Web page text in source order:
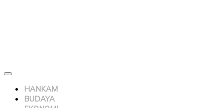
HANKAM
BUDAYA